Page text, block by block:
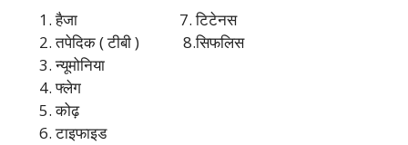
हैजा 7. टिटेनस
तपेदिक ( टीबी ) 8.सिफलिस
न्यूमोनिया
फ्लेग
कोढ़
टाइफाइड